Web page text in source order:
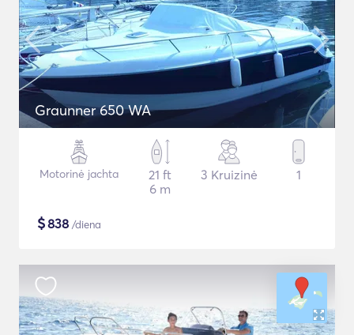
Graunner 650 WA
Motorinė jachta
21 ft
6 m
3 Kruizinė 1
$838 /diena